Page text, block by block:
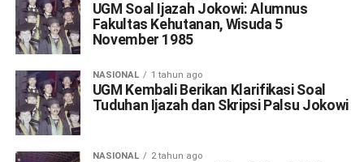
UGM Soal Ijazah Jokowi: Alumnus
Fakultas Kehutanan, Wisuda 5
November 1985
NASIONAL 1 tahun ago
UGM Kembali Berikan Klarifikasi Soal
Tuduhan Ijazah dan Skripsi Palsu Jokowi
NASIONAL 2 tahun ago